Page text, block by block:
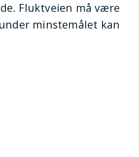
Fluktveien må være
minstemålet kan